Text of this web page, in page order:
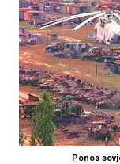
Ponos